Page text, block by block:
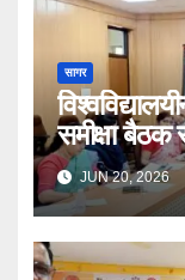
सागर
समीक्षा बैठक
JUN 20, 2026